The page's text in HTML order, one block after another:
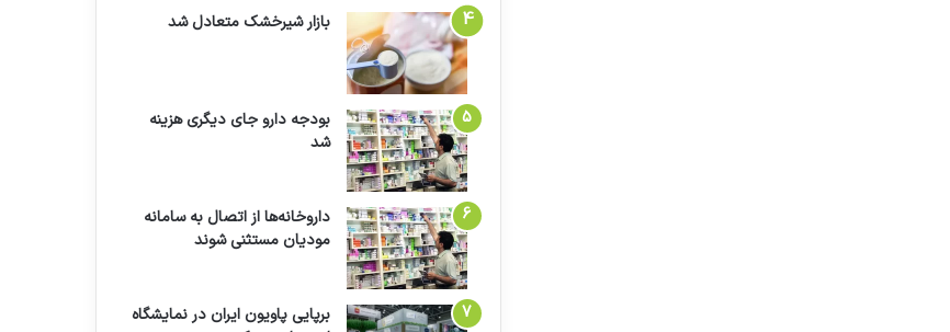
بازار شیرخشک متعادل شد
بودجه دارو جای دیگری هزینه
شد
داروخانه‌ها از اتصال به سامانه
مودیان مستثنی شوند
برپایی پاویون ایران در نمایشگاه